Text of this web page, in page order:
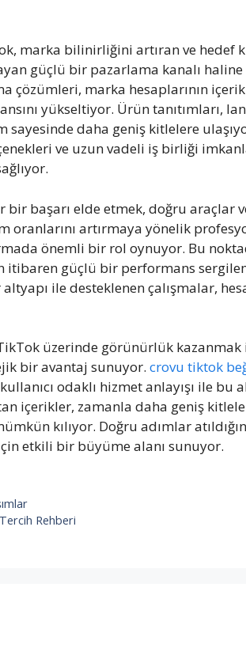
marka bilinirliğini artıran ve hedef
güçlü bir pazarlama kanalı
çözümleri, marka hesaplarının
yükseltiyor. Ürün tanıtımları,
daha geniş kitlelere
ve uzun vadeli iş birliği
başarı elde etmek, doğru araçlar
oranlarını artırmaya yönelik
önemli bir rol oynuyor. Bu
güçlü bir performans
ile desteklenen çalışmalar,
üzerinde görünürlük kazanmak
bir avantaj sunuyor. crovu tiktok
odaklı hizmet anlayışı ile bu
içerikler, zamanla daha geniş
kılıyor. Doğru adımlar
etkili bir büyüme alanı sunuyor.
Rehberi